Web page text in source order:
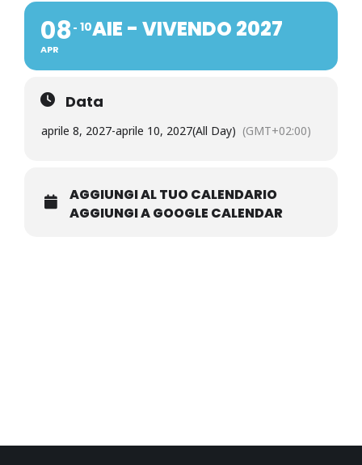
08
APR
10AIE - VIVENDO 2027
Data
aprile 8, 2027-aprile 10, 2027(All Day) (GMT+02:00)
AGGIUNGI AL TUO CALENDARIO
AGGIUNGI A GOOGLE CALENDAR